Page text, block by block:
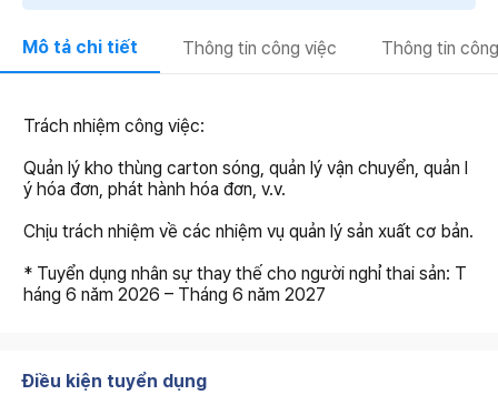
Mô tả chi tiết Thông tin công việc Thông tin
Trách nhiệm công việc:
Quản lý kho thùng carton sóng, quản lý vận chuyển, quản l
ý hóa đơn, phát hành hóa đơn, v.v.
Chịu trách nhiệm về các nhiệm vụ quản lý sản xuất cơ bản.
* Tuyển dụng nhân sự thay thế cho người nghỉ thai sản: T
háng 6 năm 2026 – Tháng 6 năm 2027
Điều kiện tuyển dụng